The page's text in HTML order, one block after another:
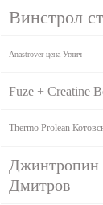
Винстрол
Anastrover цена Углич
Fuze + Creatine
Thermo Prolean
Джинтропин
Дмитров